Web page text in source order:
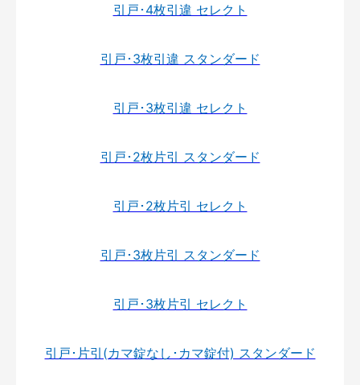
引戸･4枚引違 セレクト
引戸･3枚引違 スタンダード
引戸･3枚引違 セレクト
引戸･2枚片引 スタンダード
引戸･2枚片引 セレクト
引戸･3枚片引 スタンダード
引戸･3枚片引 セレクト
引戸･片引(カマ錠なし･カマ錠付) スタンダード